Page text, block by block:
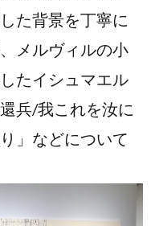
た背景を丁寧に
メルヴィルの小
たイシュマエル
兵/我これを汝に
」などについて